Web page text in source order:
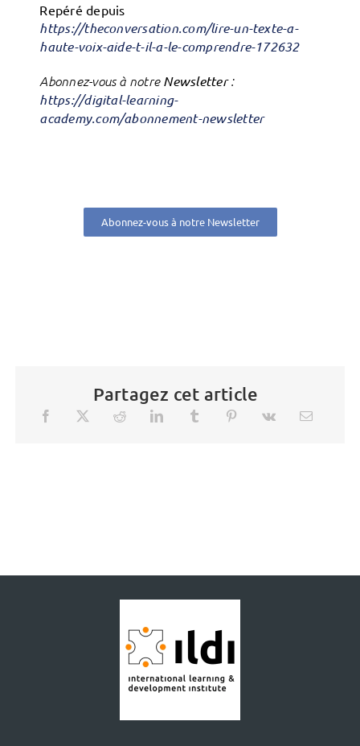
Repéré depuis
https://theconversation.com/lire-un-texte-a-
haute-voix-aide-t-il-a-le-comprendre-172632
Abonnez-vous à notre Newsletter:
https://digital-learning-
academy.com/abonnement-newsletter
Abonnez-vous à notre Newsletter
Partagez cet article